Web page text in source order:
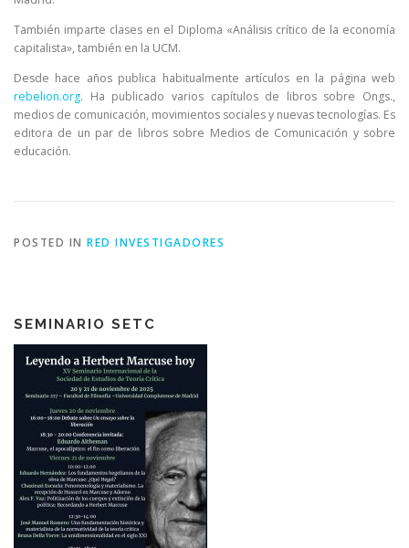
También imparte clases en el Diploma «Análisis crítico de la economía
capitalista», también en la UCM.
Desde hace años publica habitualmente artículos en la página web
rebelion.org. Ha publicado varios capítulos de libros sobre Ongs.,
medios de comunicación, movimientos sociales y nuevas tecnologías. Es
editora de un par de libros sobre Medios de Comunicación y sobre
educación.
POSTED IN RED INVESTIGADORES
SEMINARIO SETC